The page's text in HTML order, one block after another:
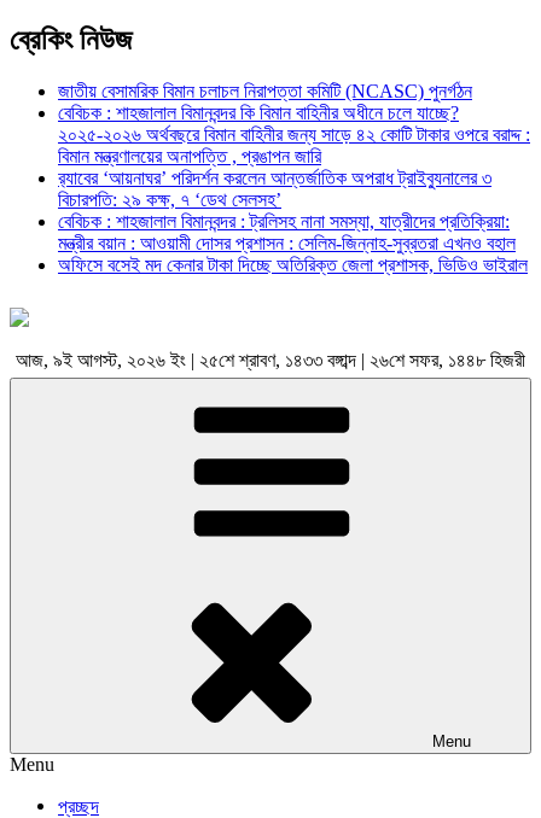
ব্রেকিং নিউজ
জাতীয় বেসামরিক বিমান চলাচল নিরাপত্তা কমিটি (NCASC) পুনর্গঠন
বেবিচক : শাহজালাল বিমানবন্দর কি বিমান বাহিনীর অধীনে চলে যাচ্ছে?
২০২৫-২০২৬ অর্থবছরে বিমান বাহিনীর জন্য সাড়ে ৪২ কোটি টাকার ওপরে বরাদ্দ :
বিমান মন্ত্রণালয়ের অনাপত্তি , প্রঙাপন জারি
র‍্যাবের ‘আয়নাঘর’ পরিদর্শন করলেন আন্তর্জাতিক অপরাধ ট্রাইব্যুনালের ৩
বিচারপতি: ২৯ কক্ষ, ৭ ‘ডেথ সেলসহ’
বেবিচক : শাহজালাল বিমানবন্দর : ট্রলিসহ নানা সমস্যা, যাত্রীদের প্রতিক্রিয়া:
মন্ত্রীর বয়ান : আওয়ামী দোসর প্রশাসন : সেলিম-জিন্নাহ-সুব্রতরা এখনও বহাল
অফিসে বসেই মদ কেনার টাকা দিচ্ছে অতিরিক্ত জেলা প্রশাসক, ভিডিও ভাইরাল
আজ, ৯ই আগস্ট, ২০২৬ ইং | ২৫শে শ্রাবণ, ১৪৩৩ বঙ্গাব্দ | ২৬শে সফর, ১৪৪৮ হিজরী
Menu
Menu
প্রচ্ছদ